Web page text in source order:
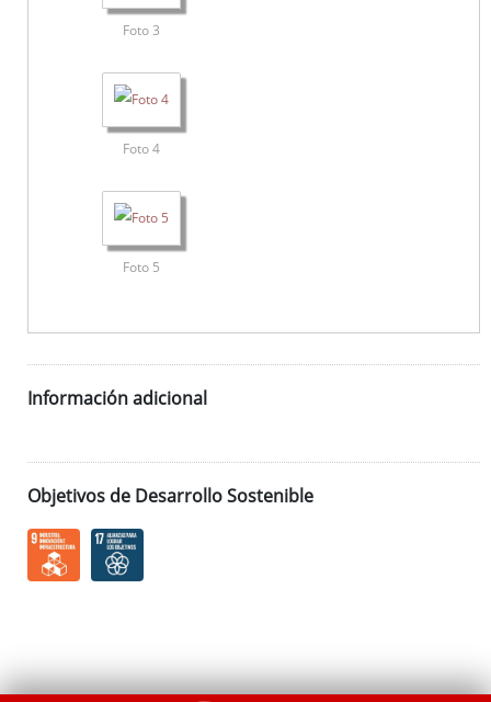
Foto 3
Foto 4
Foto 5
Información adicional
Objetivos de Desarrollo Sostenible